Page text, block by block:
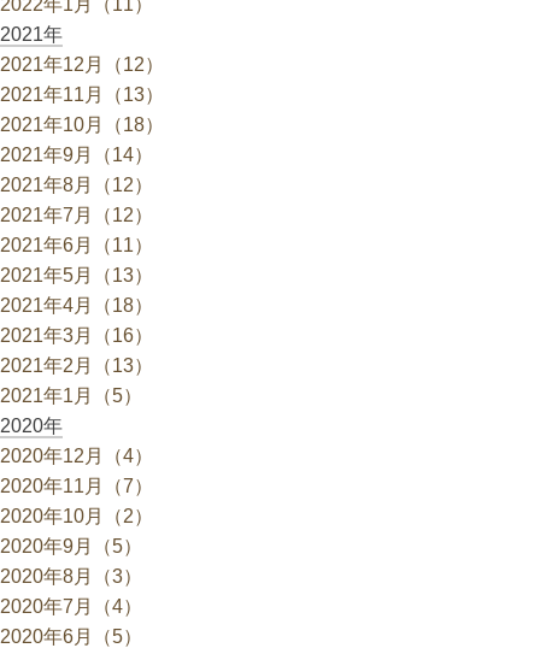
2021年
2021年12月（12）
2021年11月（13）
2021年10月（18）
2021年9月（14）
2021年8月（12）
2021年7月（12）
2021年6月（11）
2021年5月（13）
2021年4月（18）
2021年3月（16）
2021年2月（13）
2021年1月（5）
2020年
2020年12月（4）
2020年11月（7）
2020年10月（2）
2020年9月（5）
2020年8月（3）
2020年7月（4）
2020年6月（5）